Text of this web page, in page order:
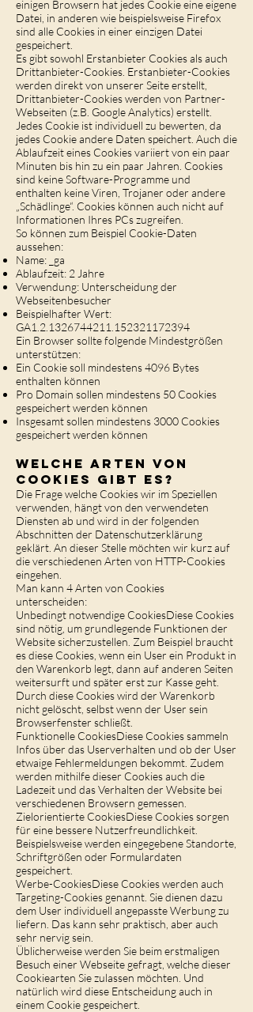
einigen Browsern hat jedes Cookie eine eigene
Datei, in anderen wie beispielsweise Firefox
sind alle Cookies in einer einzigen Datei
gespeichert.
Es gibt sowohl Erstanbieter Cookies als auch
Drittanbieter-Cookies. Erstanbieter-Cookies
werden direkt von unserer Seite erstellt,
Drittanbieter-Cookies werden von Partner-
Webseiten (z.B. Google Analytics) erstellt.
Jedes Cookie ist individuell zu bewerten, da
jedes Cookie andere Daten speichert. Auch die
Ablaufzeit eines Cookies variiert von ein paar
Minuten bis hin zu ein paar Jahren. Cookies
sind keine Software-Programme und
enthalten keine Viren, Trojaner oder andere
„Schädlinge“. Cookies können auch nicht auf
Informationen Ihres PCs zugreifen.
So können zum Beispiel Cookie-Daten
aussehen:
Name: _ga
Ablaufzeit: 2 Jahre
Verwendung: Unterscheidung der
Webseitenbesucher
Beispielhafter Wert:
GA1.2.1326744211.152321172394
Ein Browser sollte folgende Mindestgrößen
unterstützen:
Ein Cookie soll mindestens 4096 Bytes
enthalten können
Pro Domain sollen mindestens 50 Cookies
gespeichert werden können
Insgesamt sollen mindestens 3000 Cookies
gespeichert werden können
Welche Arten von
Cookies gibt es?
Die Frage welche Cookies wir im Speziellen
verwenden, hängt von den verwendeten
Diensten ab und wird in der folgenden
Abschnitten der Datenschutzerklärung
geklärt. An dieser Stelle möchten wir kurz auf
die verschiedenen Arten von HTTP-Cookies
eingehen.
Man kann 4 Arten von Cookies
unterscheiden:
Unbedingt notwendige CookiesDiese Cookies
sind nötig, um grundlegende Funktionen der
Website sicherzustellen. Zum Beispiel braucht
es diese Cookies, wenn ein User ein Produkt in
den Warenkorb legt, dann auf anderen Seiten
weitersurft und später erst zur Kasse geht.
Durch diese Cookies wird der Warenkorb
nicht gelöscht, selbst wenn der User sein
Browserfenster schließt.
Funktionelle CookiesDiese Cookies sammeln
Infos über das Userverhalten und ob der User
etwaige Fehlermeldungen bekommt. Zudem
werden mithilfe dieser Cookies auch die
Ladezeit und das Verhalten der Website bei
verschiedenen Browsern gemessen.
Zielorientierte CookiesDiese Cookies sorgen
für eine bessere Nutzerfreundlichkeit.
Beispielsweise werden eingegebene Standorte,
Schriftgrößen oder Formulardaten
gespeichert.
Werbe-CookiesDiese Cookies werden auch
Targeting-Cookies genannt. Sie dienen dazu
dem User individuell angepasste Werbung zu
liefern. Das kann sehr praktisch, aber auch
sehr nervig sein.
Üblicherweise werden Sie beim erstmaligen
Besuch einer Webseite gefragt, welche dieser
Cookiearten Sie zulassen möchten. Und
natürlich wird diese Entscheidung auch in
einem Cookie gespeichert.